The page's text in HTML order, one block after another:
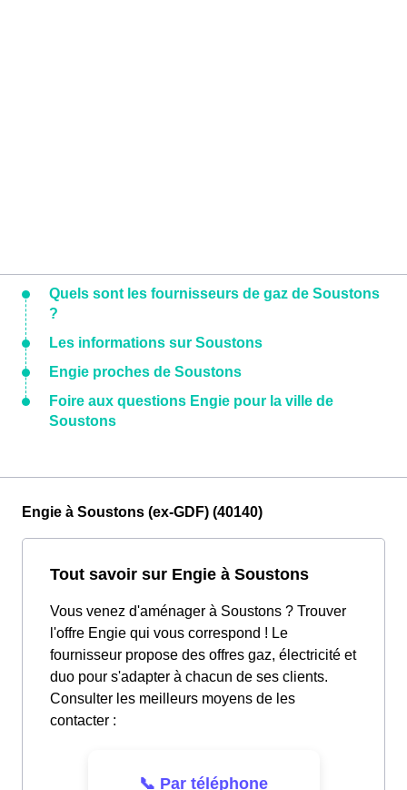
Quels sont les fournisseurs de gaz de Soustons
?
Les informations sur Soustons
Engie proches de Soustons
Foire aux questions Engie pour la ville de
Soustons
Engie à Soustons (ex-GDF) (40140)
Tout savoir sur Engie à Soustons
Vous venez d'aménager à Soustons ? Trouver
l'offre Engie qui vous correspond ! Le
fournisseur propose des offres gaz, électricité et
duo pour s'adapter à chacun de ses clients.
Consulter les meilleurs moyens de les
contacter :
📞 Par téléphone